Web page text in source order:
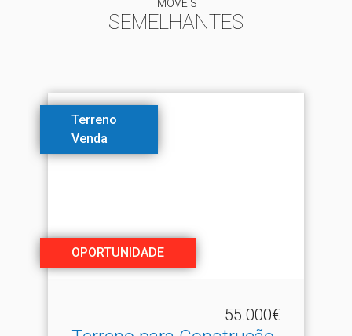
IMÓVEIS
SEMELHANTES
Terreno
Venda
OPORTUNIDADE
55.000€